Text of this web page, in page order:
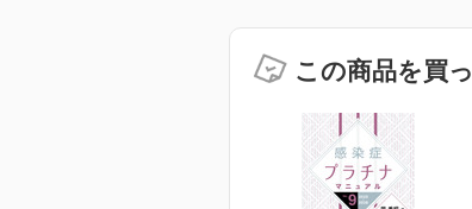
この商品を買